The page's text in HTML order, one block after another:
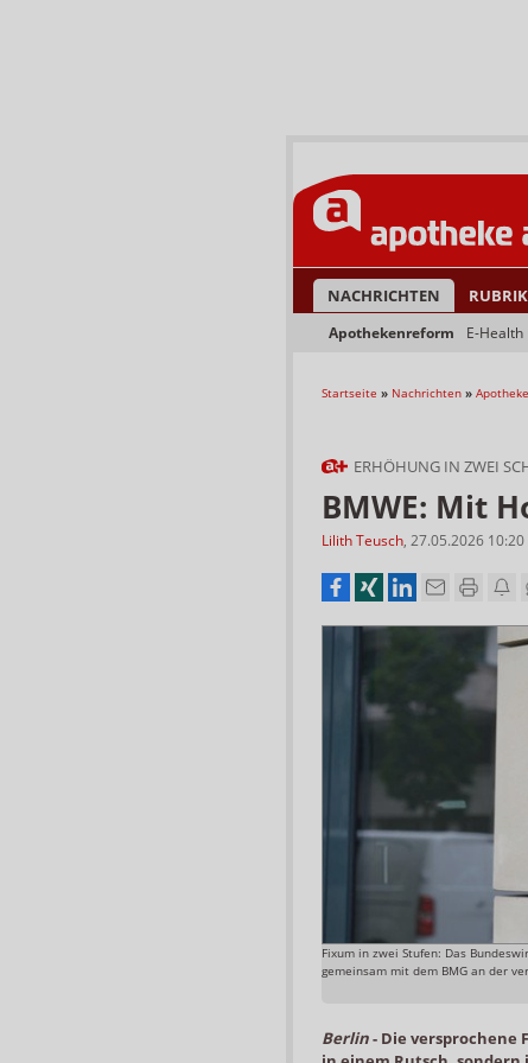
NACHRICHTEN
Apothekenreform E-Health
Startseite » Nachrichten »
ERHÖHUNG IN ZWEI
BMWE: Mit
Lilith Teusch, 27.05.2026 10:20
Fixum in zwei Stufen: Das
gemeinsam mit dem BMG an der
Berlin- Die versprochene